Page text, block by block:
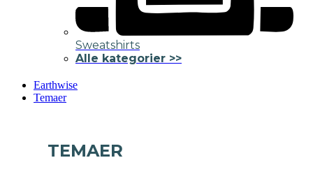
Sweatshirts
Alle kategorier >>
Earthwise
Temaer
TEMAER